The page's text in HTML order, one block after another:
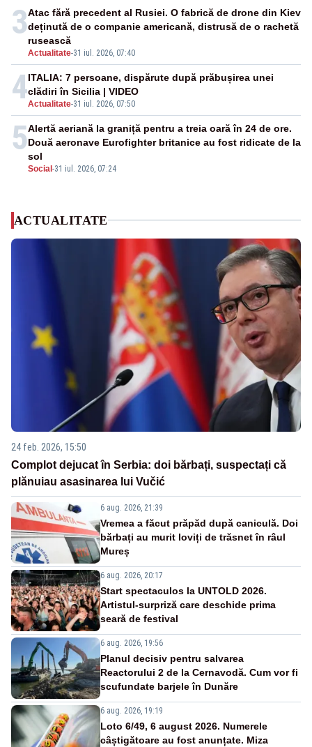
3
Actualitate-31 iul. 2026, 07:40
Atac fără precedent al Rusiei. O fabrică de drone din Kiev
deținută de o companie americană, distrusă de o rachetă
rusească
4Actualitate-31 iul. 2026, 07:50
ITALIA: 7 persoane, dispărute după prăbușirea unei
clădiri în Sicilia | VIDEO
5
Social-31 iul. 2026, 07:24
Alertă aeriană la graniță pentru a treia oară în 24 de ore.
Două aeronave Eurofighter britanice au fost ridicate de la
sol
ACTUALITATE
24 feb. 2026, 15:50
Complot dejucat în Serbia: doi bărbați, suspectați că
plănuiau asasinarea lui Vučić
6 aug. 2026, 21:39
Vremea a făcut prăpăd după caniculă. Doi
bărbați au murit loviți de trăsnet în râul
Mureș
6 aug. 2026, 20:17
Start spectaculos la UNTOLD 2026.
Artistul-surpriză care deschide prima
seară de festival
6 aug. 2026, 19:56
Planul decisiv pentru salvarea
Reactorului 2 de la Cernavodă. Cum vor fi
scufundate barjele în Dunăre
6 aug. 2026, 19:19
Loto 6/49, 6 august 2026. Numerele
câștigătoare au fost anunțate. Miza